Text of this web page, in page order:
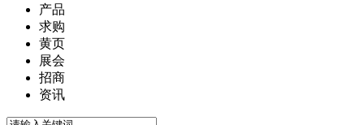
产品
求购
黄页
展会
招商
资讯